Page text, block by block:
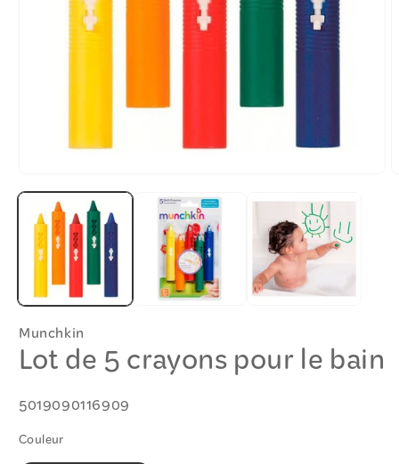
le
dans
fenêtre
Munchkin
Lot de 5 crayons pour le bain
SKU:
5019090116909
Couleur